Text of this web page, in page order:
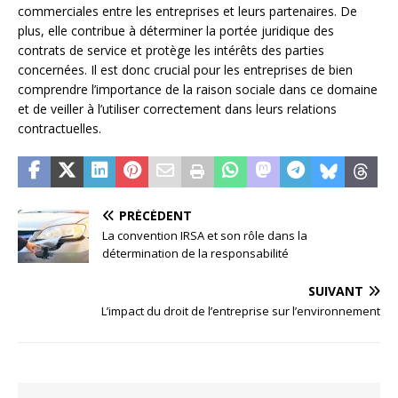
commerciales entre les entreprises et leurs partenaires. De
plus, elle contribue à déterminer la portée juridique des
contrats de service et protège les intérêts des parties
concernées. Il est donc crucial pour les entreprises de bien
comprendre l’importance de la raison sociale dans ce domaine
et de veiller à l’utiliser correctement dans leurs relations
contractuelles.
PRÉCÉDENT
La convention IRSA et son rôle dans la
détermination de la responsabilité
SUIVANT
L’impact du droit de l’entreprise sur l’environnement